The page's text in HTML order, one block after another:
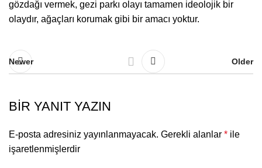
gözdağı vermek, gezi parkı olayı tamamen ideolojik bir
olaydır, ağaçları korumak gibi bir amacı yoktur.
Newer Older
BIR YANIT YAZIN
E-posta adresiniz yayınlanmayacak. Gerekli alanlar * ile
işaretlenmişlerdir